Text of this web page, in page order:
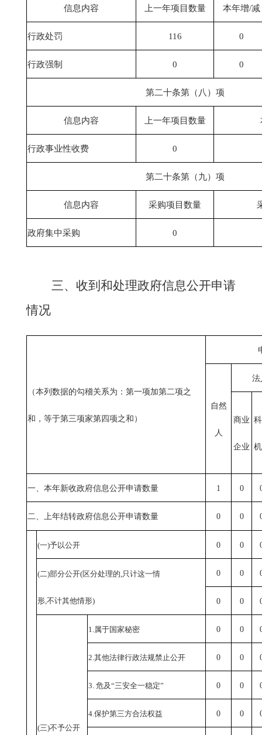
信息内容 上一年项目数量 本年增/减
行政处罚 116 0
行政强制 0 0
第二十条第（八）项
信息内容 上一年项目数量
行政事业性收费 0
第二十条第（九）项
信息内容 采购项目数量
政府集中采购 0
三、收到和处理政府信息公开申请
情况
（本列数据的勾稽关系为：第一项加第二项之
和，等于第三项家第四项之和）
自然
人
法
商业
企业
一、本年新收政府信息公开申请数量 1 0
二、上年结转政府信息公开申请数量 0 0
(一)予以公开 0 0
(二)部分公开(区分处理的,只计这一情
形,不计其他情形)
0 0
0 0
(三)不予公开
1.属于国家秘密 0 0
2.其他法律行政法规禁止公开 0 0
3. 危及“三安全一稳定” 0 0
4.保护第三方合法权益 0 0